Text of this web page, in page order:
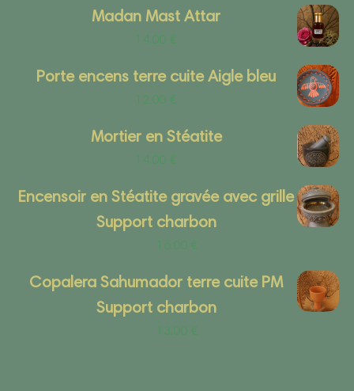
Madan Mast Attar
14.00 €
Porte encens terre cuite Aigle bleu
12.00 €
Mortier en Stéatite
14.00 €
Encensoir en Stéatite gravée avec grille
Support charbon
16.00 €
Copalera Sahumador terre cuite PM
Support charbon
13.00 €